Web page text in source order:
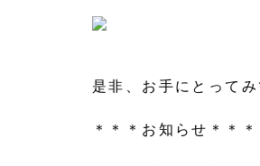
是非、お手にとってみ
＊＊＊お知らせ＊＊＊